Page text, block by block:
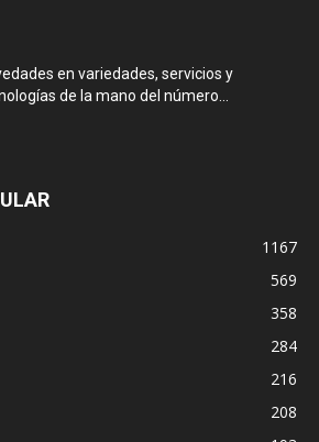
en variedades, servicios y
de la mano del número...
1167
569
358
284
216
208